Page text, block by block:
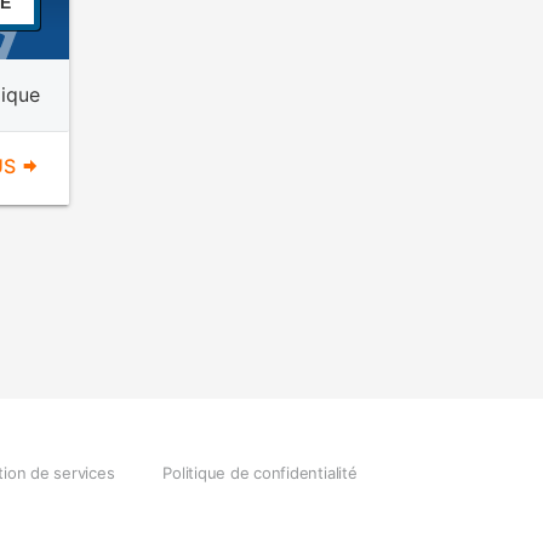
de services Politique de confidentialité